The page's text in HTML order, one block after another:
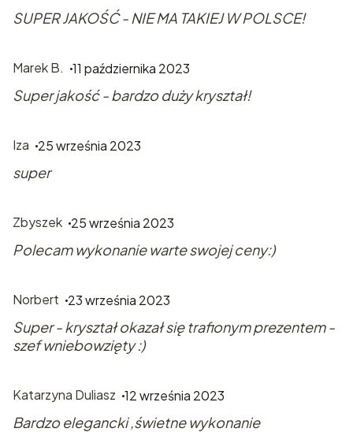
SUPER JAKOŚĆ - NIE MA TAKIEJ W POLSCE!
Marek B. 11 października 2023
Super jakość - bardzo duży kryształ!
Iza 25 września 2023
super
Zbyszek 25 września 2023
Polecam wykonanie warte swojej ceny:)
Norbert 23 września 2023
Super - kryształ okazał się trafionym prezentem -
szef wniebowzięty :)
Katarzyna Duliasz 12 września 2023
Bardzo elegancki ,świetne wykonanie